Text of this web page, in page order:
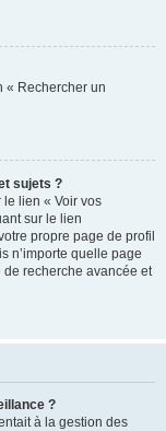
« Rechercher un
sujets ?
lien « Voir vos
sur le lien
propre page de profil
n’importe quelle page
recherche avancée et
?
à la gestion des